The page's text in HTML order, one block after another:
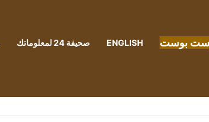
بوست ENGLISH صحيفة 24 لمعلوماتك